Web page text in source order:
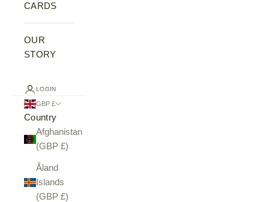
CARDS
OUR
STORY
LOGIN
GBP £
Country
Afghanistan
(GBP £)
Åland
Islands
(GBP £)